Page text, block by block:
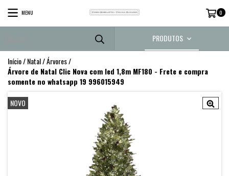
MENU 0
PRODUTOS
Início/Natal/Árvores/
Árvore de Natal Clic Nova com led 1,8m MF180 - Frete e compra
somente no whatsapp 19 996015949
NOVO